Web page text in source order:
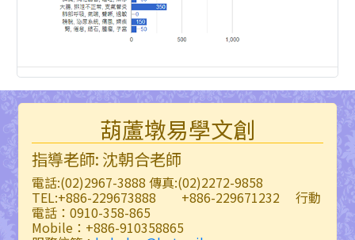
葫蘆墩易學文創
指導老師: 沈朝合老師
電話:(02)2967-3888 傳真:(02)2272-9858
TEL:+886-229673888 +886-229671232 行動
電話：0910-358-865
Mobile：+886-910358865